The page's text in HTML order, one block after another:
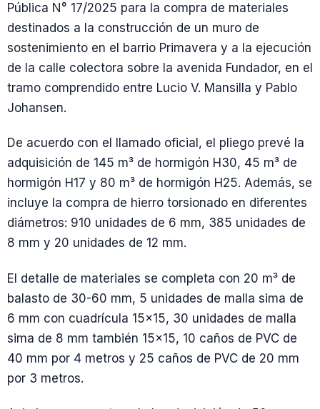
Pública N° 17/2025 para la compra de materiales
destinados a la construcción de un muro de
sostenimiento en el barrio Primavera y a la ejecución
de la calle colectora sobre la avenida Fundador, en el
tramo comprendido entre Lucio V. Mansilla y Pablo
Johansen.
De acuerdo con el llamado oficial, el pliego prevé la
adquisición de 145 m³ de hormigón H30, 45 m³ de
hormigón H17 y 80 m³ de hormigón H25. Además, se
incluye la compra de hierro torsionado en diferentes
diámetros: 910 unidades de 6 mm, 385 unidades de
8 mm y 20 unidades de 12 mm.
El detalle de materiales se completa con 20 m³ de
balasto de 30-60 mm, 5 unidades de malla sima de
6 mm con cuadrícula 15×15, 30 unidades de malla
sima de 8 mm también 15×15, 10 caños de PVC de
40 mm por 4 metros y 25 caños de PVC de 20 mm
por 3 metros.